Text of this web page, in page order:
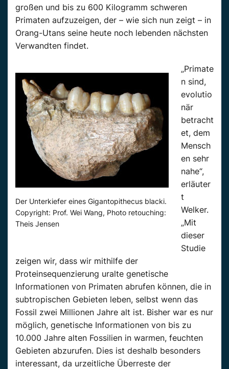
großen und bis zu 600 Kilogramm schweren
Primaten aufzuzeigen, der – wie sich nun zeigt – in
Orang-Utans seine heute noch lebenden nächsten
Verwandten findet.
Der Unterkiefer eines Gigantopithecus blacki.
Copyright: Prof. Wei Wang, Photo retouching:
Theis Jensen
„Primate
n sind,
evolutio
när
betracht
et, dem
Mensch
en sehr
nahe“,
erläuter
t
Welker.
„Mit
dieser
Studie
zeigen wir, dass wir mithilfe der
Proteinsequenzierung uralte genetische
Informationen von Primaten abrufen können, die in
subtropischen Gebieten leben, selbst wenn das
Fossil zwei Millionen Jahre alt ist. Bisher war es nur
möglich, genetische Informationen von bis zu
10.000 Jahre alten Fossilien in warmen, feuchten
Gebieten abzurufen. Dies ist deshalb besonders
interessant, da urzeitliche Überreste der